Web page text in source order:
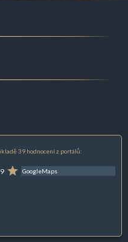
39 hodnocení z portálů:
GoogleMaps